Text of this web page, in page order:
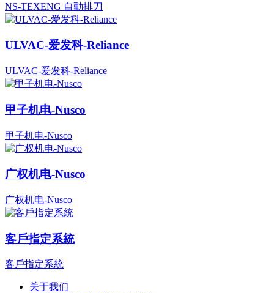
NS-TEXENG 自動排刀
ULVAC-爱发科-Reliance
ULVAC-爱发科-Reliance
甲子机电-Nusco
甲子机电-Nusco
广权机电-Nusco
广权机电-Nusco
客戶指定系統
客戶指定系統
关于我们